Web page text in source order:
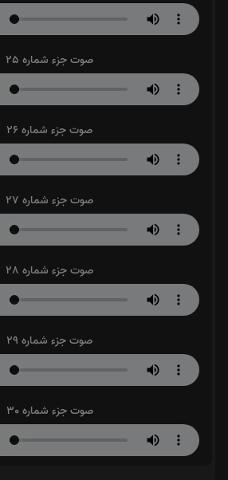
صوت جزء شماره 25
صوت جزء شماره 26
صوت جزء شماره 27
صوت جزء شماره 28
صوت جزء شماره 29
صوت جزء شماره 30